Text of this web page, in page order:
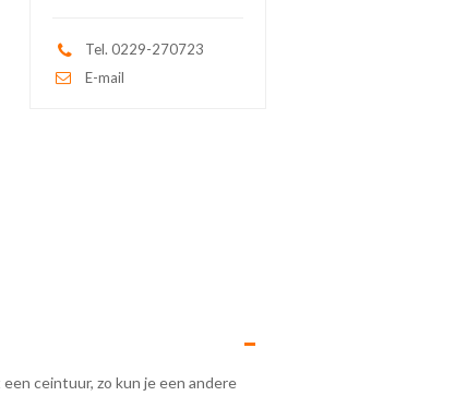
Tel. 0229-270723
E-mail
ceintuur, zo kun je een andere